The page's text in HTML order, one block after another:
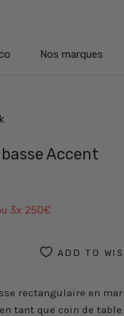
Nos marques
Accent
3x 250€
ADD TO
rectangulaire en
tant que coin de table